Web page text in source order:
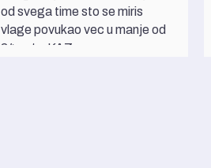
od svega time sto se miris
vlage povukao vec u manje od
24 sata,KAZ